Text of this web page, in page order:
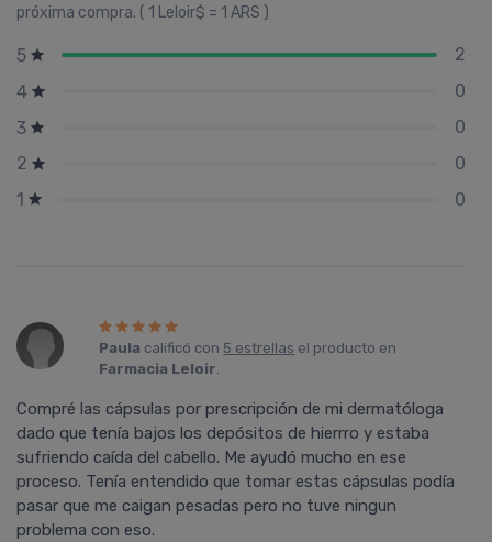
próxima compra. ( 1 Leloir$ = 1 ARS )
5
2
4
0
3
0
2
0
1
0
Paula calificó con 5 estrellas el producto en
Farmacia Leloir.
Compré las cápsulas por prescripción de mi dermatóloga
dado que tenía bajos los depósitos de hierrro y estaba
sufriendo caída del cabello. Me ayudó mucho en ese
proceso. Tenía entendido que tomar estas cápsulas podía
pasar que me caigan pesadas pero no tuve ningun
problema con eso.